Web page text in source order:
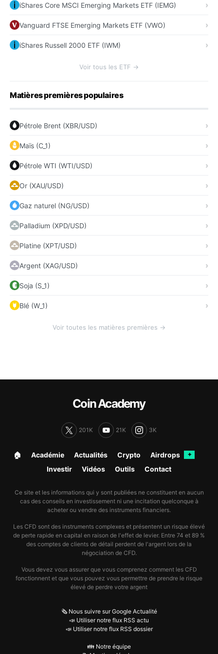
iShares Core MSCI Emerging Markets ETF (IEMG)
Vanguard FTSE Emerging Markets ETF (VWO)
iShares Russell 2000 ETF (IWM)
Voir tous les ETF →
Matières premières populaires
Pétrole Brent (XBR/USD)
Maïs (C_1)
Pétrole WTI (WTI/USD)
Or (XAU/USD)
Gaz naturel (NG/USD)
Palladium (XPD/USD)
Platine (XPT/USD)
Argent (XAG/USD)
Soja (S_1)
Blé (W_1)
Voir toutes les matières premières →
Coin Academy
201K 21K 3K
🏠︎ Académie Actualités Crypto Airdrops ✦
Investir Vidéos Outils Contact
Ce site et les informations qui y sont publiées ne constituent en aucun
cas des conseils en investissement ni une incitation quelconque à
acheter ou vendre des instruments financiers.
Les CFD sont des instruments complexes et présentent un risque élevé
de perte rapide en capital en raison de l'effet de levier. Entre 74 et 89 %
des comptes de clients de détail perdent de l'argent lors de la
négociation de CFD.
Vous devez vous assurer que vous comprenez comment les CFD
fonctionnent et que vous pouvez vous permettre de prendre le risque
élevé de perdre votre argent
🗞️ Nous suivre sur Google Actualité
📣 Utiliser notre flux RSS actu
📣 Utiliser notre flux RSS dossier
👪 Notre équipe